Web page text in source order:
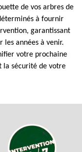
de vos arbres de
à fournir
garantissant
les années à venir.
votre prochaine
la sécurité de votre